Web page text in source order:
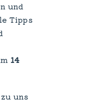
und
Tipps
14
zu uns